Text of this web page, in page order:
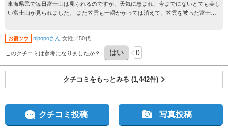
東海県民で毎日富士山は見られるのですが、天気に恵まれ、今までにないとても美し
い富士山が見られました。 また笠雲も一瞬かかっては消えて、笠雲を被った富士山
広く、無料でした。 是非立ち寄ることをお勧めします。
お宿ツウ nipopoさん 女性／50代
このクチコミは参考になりましたか？ はい 0
クチコミをもっとみる (1,442件)
クチコミ投稿 写真投稿